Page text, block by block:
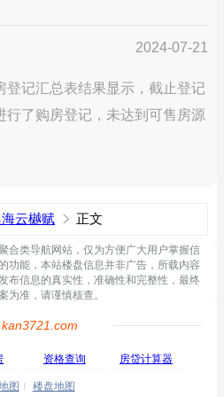
2024-07-21
登记汇总表结果显示，截止登记
行了购房登记，未达到可售房源
云樾赋 正文
合类导航网站，仅为方便广大用户掌握信
功能，本站楼盘信息并非广告，所载内容
布信息的真实性，准确性和完整性，最终
为准，请谨慎核查。
资格查询 房贷计算器
图 楼盘地图